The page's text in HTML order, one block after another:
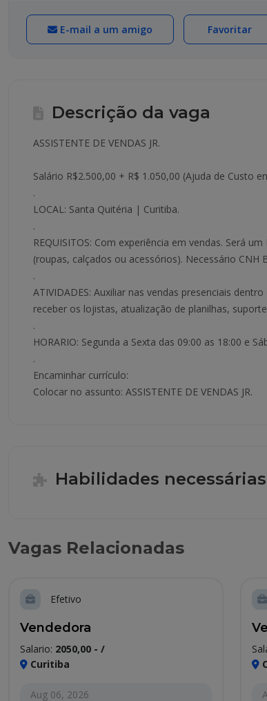
E-mail a um amigo Favoritar
Descrição da vaga
ASSISTENTE DE VENDAS JR.
Salário R$2.500,00 + R$ 1.050,00 (Ajuda de Custo
.
LOCAL: Santa Quitéria | Curitiba.
.
REQUISITOS: Com experiência em vendas. Será
(roupas, calçados ou acessórios). Necessário CNH
.
ATIVIDADES: Auxiliar nas vendas presenciais
receber os lojistas, atualização de planilhas,
.
HORARIO: Segunda a Sexta das 09:00 as 18:00 e
.
Encaminhar currículo:
Colocar no assunto: ASSISTENTE DE VENDAS JR.
Habilidades necessárias
Vagas Relacionadas
Efetivo
Vendedora
Salario: 2050,00 - /
Curitiba
Aug 06, 2026